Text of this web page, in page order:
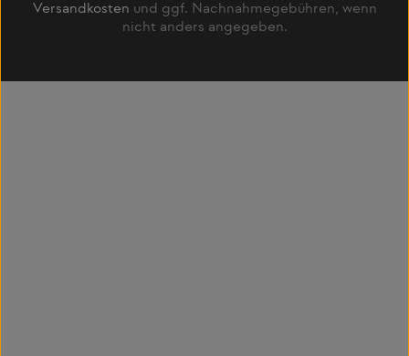
Versandkosten und ggf. Nachnahmegebühren, wenn
nicht anders angegeben.